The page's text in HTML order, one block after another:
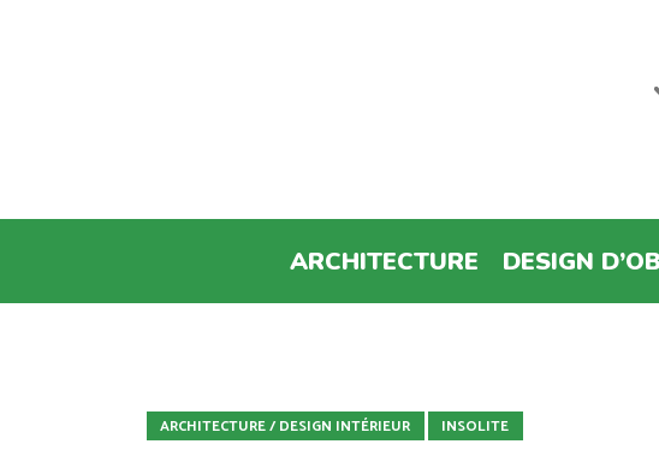
ARCHITECTURE DESIGN
ARCHITECTURE / DESIGN INTÉRIEUR INSOLITE